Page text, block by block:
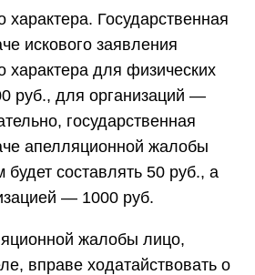
характера. Государственная
искового заявления
характера для физических
руб., для организаций —
государственная
апелляционной жалобы
составлять 50 руб., а
— 1000 руб.
жалобы лицо,
вправе ходатайствовать о